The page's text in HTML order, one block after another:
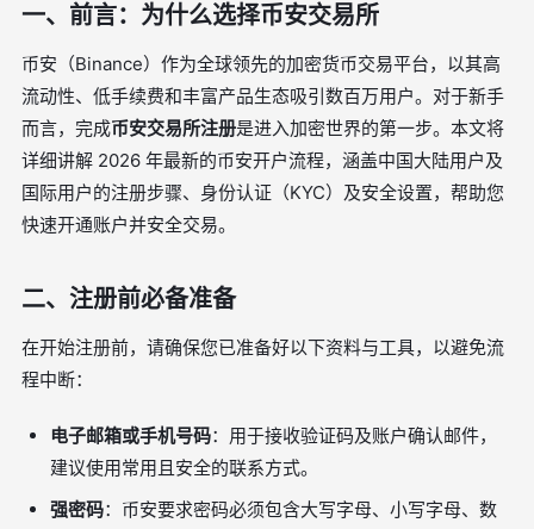
一、前言：为什么选择币安交易所
币安（Binance）作为全球领先的加密货币交易平台，以其高
流动性、低手续费和丰富产品生态吸引数百万用户。对于新手
而言，完成币安交易所注册是进入加密世界的第一步。本文将
详细讲解 2026 年最新的币安开户流程，涵盖中国大陆用户及
国际用户的注册步骤、身份认证（KYC）及安全设置，帮助您
快速开通账户并安全交易。
二、注册前必备准备
在开始注册前，请确保您已准备好以下资料与工具，以避免流
程中断：
电子邮箱或手机号码：用于接收验证码及账户确认邮件，
建议使用常用且安全的联系方式。
强密码：币安要求密码必须包含大写字母、小写字母、数